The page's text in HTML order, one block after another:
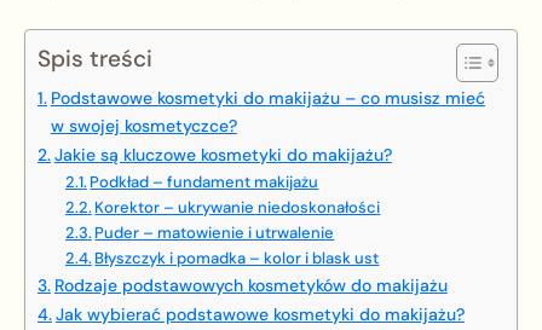
Spis treści
Podstawowe kosmetyki do makijażu – co musisz mieć
w swojej kosmetyczce?
Jakie są kluczowe kosmetyki do makijażu?
Podkład – fundament makijażu
Korektor – ukrywanie niedoskonałości
Puder – matowienie i utrwalenie
Błyszczyk i pomadka – kolor i blask ust
Rodzaje podstawowych kosmetyków do makijażu
Jak wybierać podstawowe kosmetyki do makijażu?